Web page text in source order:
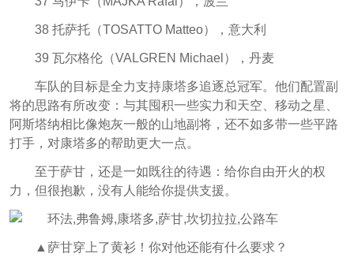
38 托萨托（TOSATTO Matteo），意大利
39 瓦尔格伦（VALGREN Michael），丹麦
车队的目标是全力支持康塔多追逐总冠军。他们配置副
将的思路有所改变：与其囤积一些实力和天空、移动之星、
阿斯塔纳相比像炮灰一般的山地副将，还不如多带一些平路
打手，对康塔多的帮助更大一点。
至于萨甘，还是一如既往的待遇：给你自由开火的权
力，但很抱歉，没有人能给你提供支援。
▲萨甘穿上了黄衫！你对他还能有什么要求？